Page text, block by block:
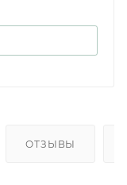
ОТЗЫВЫ